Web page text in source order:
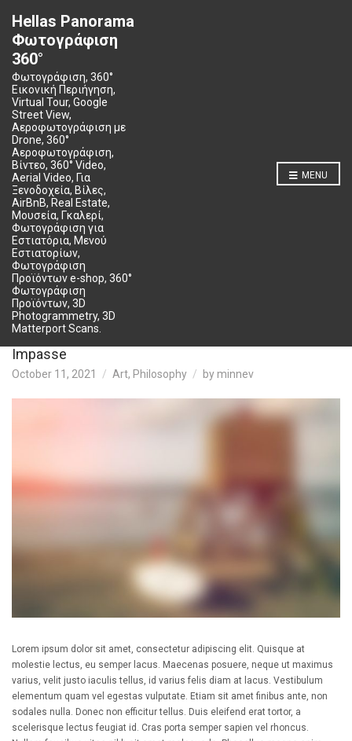
Hellas Panorama
Φωτογράφιση
360°
Φωτογράφιση, 360°
Εικονική Περιήγηση,
Virtual Tour, Google
Street View,
Αεροφωτογράφιση με
Drone, 360°
Αεροφωτογράφιση,
Βίντεο, 360° Video,
Aerial Video, Για
Ξενοδοχεία, Βίλες,
AirBnB, Real Estate,
Μουσεία, Γκαλερί,
Φωτογράφιση για
Εστιατόρια, Μενού
Εστιατορίων,
Φωτογράφιση
Προϊόντων e-shop, 360°
Φωτογράφιση
Προϊόντων, 3D
Photogrammetry, 3D
Matterport Scans.
MENU
Impasse
October 11, 2021 Art, Philosophy by minnev
Lorem ipsum dolor sit amet, consectetur adipiscing elit. Quisque at
molestie lectus, eu semper lacus. Maecenas posuere, neque ut maximus
varius, velit justo iaculis tellus, id varius felis diam at lacus. Vestibulum
elementum quam vel egestas vulputate. Etiam sit amet finibus ante, non
sodales nulla. Donec non efficitur tellus. Duis eleifend erat tortor, a
scelerisque lectus feugiat id. Cras porta semper sapien vel rhoncus.